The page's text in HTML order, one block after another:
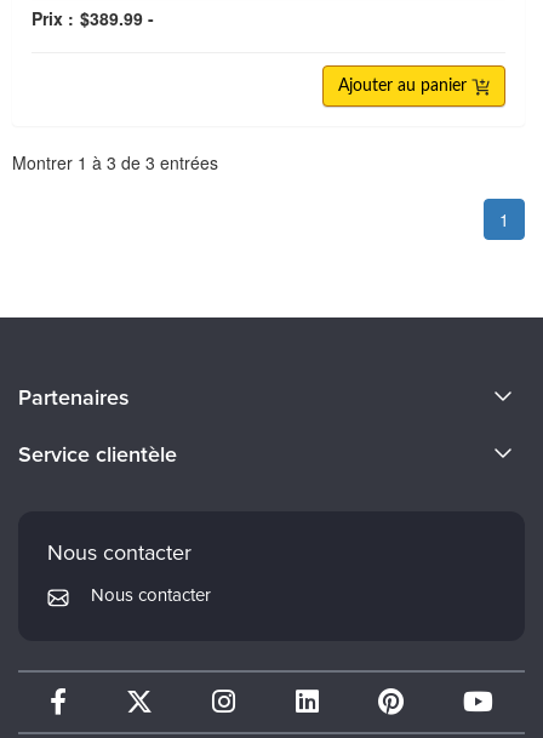
Prix : $389.99 -
Ajouter au panier
Montrer 1 à 3 de 3 entrées
1
À propos de nous
Carrières
Partenaires
Certifications Evergreen
Therapist.com
Service clientèle
FAQ
Mon compte
Nous contacter
Nous contacter